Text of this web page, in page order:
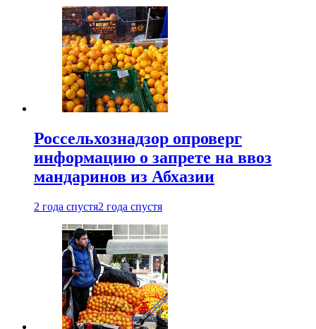
Россельхознадзор опроверг
информацию о запрете на ввоз
мандаринов из Абхазии
2 года спустя2 года спустя